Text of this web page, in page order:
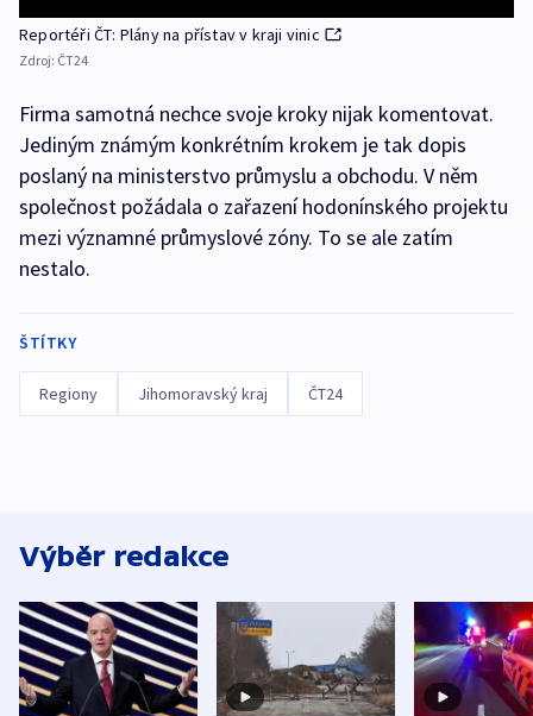
Reportéři ČT: Plány na přístav v kraji vinic
Zdroj: ČT24
Firma samotná nechce svoje kroky nijak komentovat.
Jediným známým konkrétním krokem je tak dopis
poslaný na ministerstvo průmyslu a obchodu. V něm
společnost požádala o zařazení hodonínského projektu
mezi významné průmyslové zóny. To se ale zatím
nestalo.
ŠTÍTKY
Regiony Jihomoravský kraj ČT24
Výběr redakce